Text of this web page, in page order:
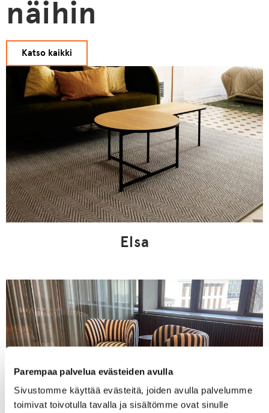
Parempaa palvelua evästeiden avulla
Sivustomme käyttää evästeitä, joiden avulla palvelumme
toimivat toivotulla tavalla ja sisältömme ovat sinulle
näihin
Katso kaikki
Elsa